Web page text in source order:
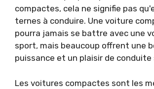
compactes, cela ne signifie pas
ternes à conduire. Une voiture
pourra jamais se battre avec une
sport, mais beaucoup offrent une
puissance et un plaisir de
Les voitures compactes sont les